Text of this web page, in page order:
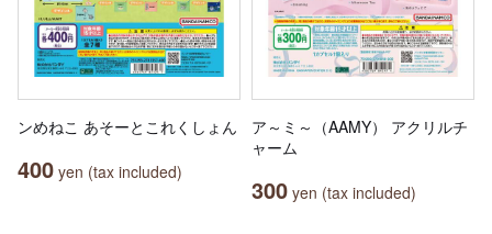
ンめねこ あそーとこれくしょん
400 yen (tax included)
ア～ミ～（AAMY） アクリルチ
ャーム
300 yen (tax included)